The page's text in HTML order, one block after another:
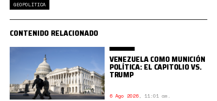
GEOPOLÍTICA
CONTENIDO RELACIONADO
VENEZUELA COMO MUNICIÓN
POLÍTICA: EL CAPITOLIO VS.
TRUMP
6 Ago 2026, 11:01 am.